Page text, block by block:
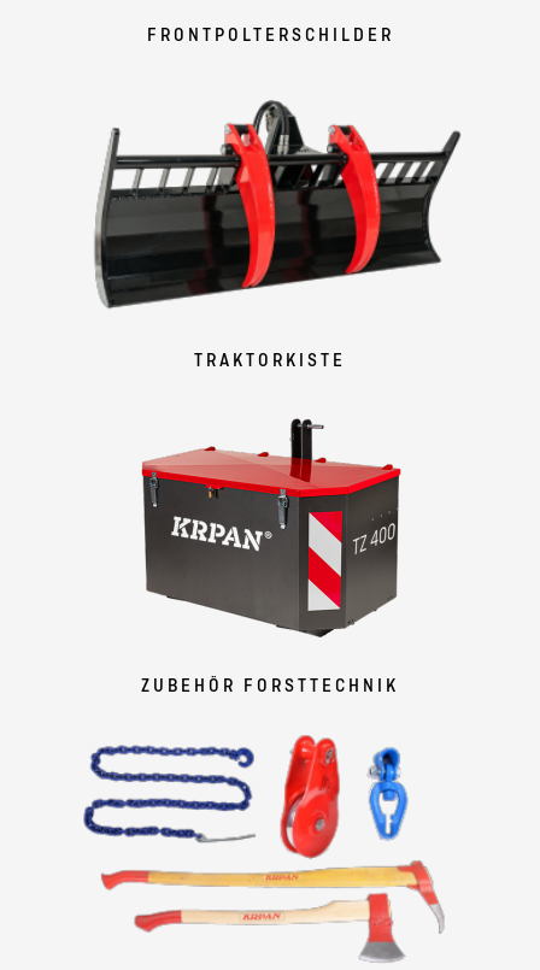
FRONTPOLTERSCHILDER
TRAKTORKISTE
ZUBEHÖR FORSTTECHNIK